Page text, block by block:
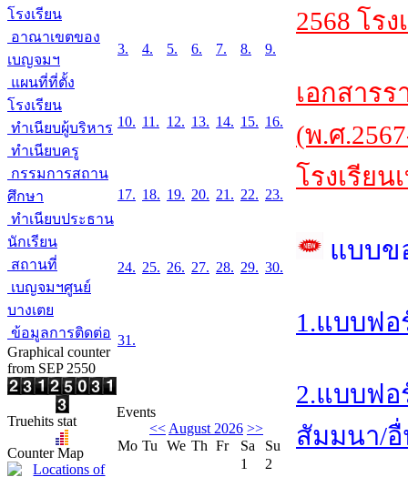
โรงเรียน
อาณาเขตของ
เบญจมฯ
แผนที่ที่ตั้ง
โรงเรียน
ทำเนียบผู้บริหาร
ทำเนียบครู
กรรมการสถาน
ศึกษา
ทำเนียบประธาน
นักเรียน
สถานที่
เบญจมฯศูนย์
บางเตย
ข้อมูลการติดต่อ
Graphical counter
from SEP 2550
Truehits stat
Counter Map
3. 4. 5. 6. 7. 8. 9.
10. 11. 12. 13. 14. 15. 16.
17. 18. 19. 20. 21. 22. 23.
24. 25. 26. 27. 28. 29. 30.
31.
Events
<< August 2026 >>
Mo Tu We Th Fr Sa
Su
1
2
2568 โร
เอกสาร
(พ.ศ
โรงเรีย
แบบข
1.แบบฟ
2.แบบฟ
สัมมนา/